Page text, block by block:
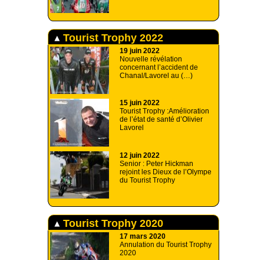
Tourist Trophy 2022
19 juin 2022
Nouvelle révélation
concernant l’accident de
Chanal/Lavorel au (…)
15 juin 2022
Tourist Trophy :Amélioration
de l’état de santé d’Olivier
Lavorel
12 juin 2022
Senior : Peter Hickman
rejoint les Dieux de l’Olympe
du Tourist Trophy
Tourist Trophy 2020
17 mars 2020
Annulation du Tourist Trophy
2020